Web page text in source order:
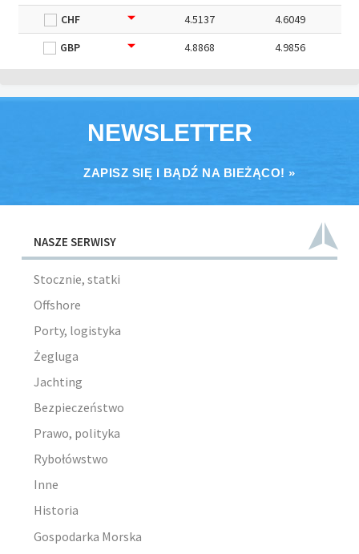
CHF
4.5137
4.6049
GBP
4.8868 4.9856
NEWSLETTER
ZAPISZ SIĘ I BĄDŹ NA BIEŻĄCO! »
NASZE SERWISY
Stocznie, statki
Offshore
Porty, logistyka
Żegluga
Jachting
Bezpieczeństwo
Prawo, polityka
Rybołówstwo
Inne
Historia
Gospodarka Morska